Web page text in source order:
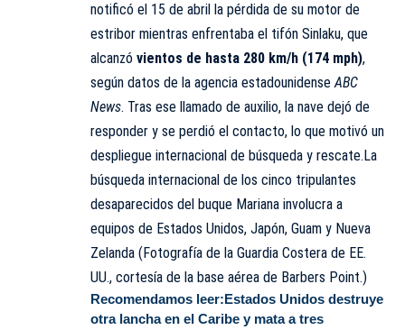
notificó el 15 de abril la pérdida de su motor de
estribor mientras enfrentaba el tifón Sinlaku, que
alcanzó vientos de hasta 280 km/h (174 mph),
según datos de la agencia estadounidenseABC
News. Tras ese llamado de auxilio, la nave dejó de
responder y se perdió el contacto, lo que motivó un
despliegue internacional de búsqueda y rescate.La
búsqueda internacional de los cinco tripulantes
desaparecidos del buque Mariana involucra a
equipos de Estados Unidos, Japón, Guam y Nueva
Zelanda (Fotografía de la Guardia Costera de EE.
UU., cortesía de la base aérea de Barbers Point.)
Recomendamos leer:Estados Unidos destruye
otra lancha en el Caribe y mata a tres